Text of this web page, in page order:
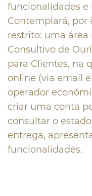
funcionalidades e
Contemplará, por
restrito: uma área
Consultivo de
para Clientes, na
online (via email
operador
criar uma conta
consultar o
entrega,
funcionalidades.